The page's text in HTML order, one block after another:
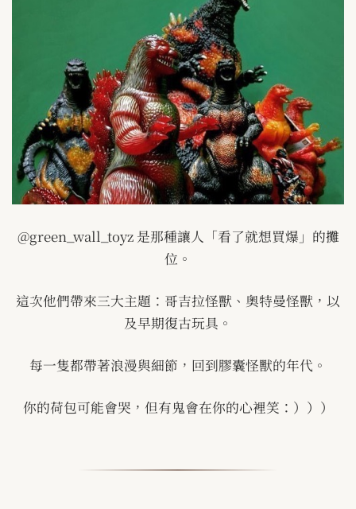
@green_wall_toyz是那種讓人「看了就想買爆」的攤
位。
這次他們帶來三大主題：哥吉拉怪獸、奧特曼怪獸，以
及早期復古玩具。
每一隻都帶著浪漫與細節，回到膠囊怪獸的年代。
你的荷包可能會哭，但有鬼會在你的心裡笑：）））